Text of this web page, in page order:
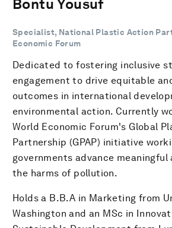
Bontu Yousuf
Specialist, National Plastic Action
Economic Forum
Dedicated to fostering inclusive
engagement to drive equitable
outcomes in international
environmental action. Currently
World Economic Forum's Global
Partnership (GPAP) initiative
governments advance
the harms of pollution.
Holds a B.B.A in Marketing from
Washington and an MSc in